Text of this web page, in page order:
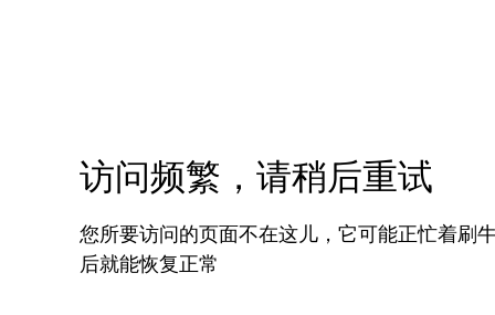
访问频繁，请稍后重试
您所要访问的页面不在这儿，它可能正忙着刷
后就能恢复正常